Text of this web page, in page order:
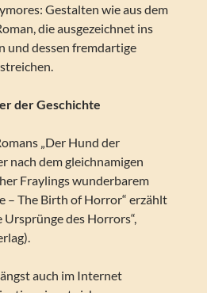
Gestalten wie aus dem
die ausgezeichnet ins
und dessen fremdartige
der Geschichte
„Der Hund der
nach dem gleichnamigen
Fraylings wunderbarem
– The Birth of Horror“ erzählt
des Horrors“,
auch im Internet